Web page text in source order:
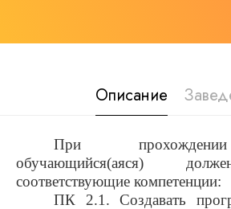
Описание
При
обучающийся(аяся)
соответствующие компетенции:
ПК 2.1. Создавать